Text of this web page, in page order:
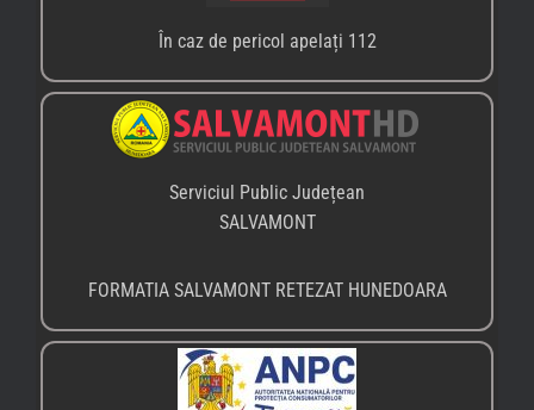
În caz de pericol apelați 112
Serviciul Public Județean
SALVAMONT
FORMATIA SALVAMONT RETEZAT HUNEDOARA